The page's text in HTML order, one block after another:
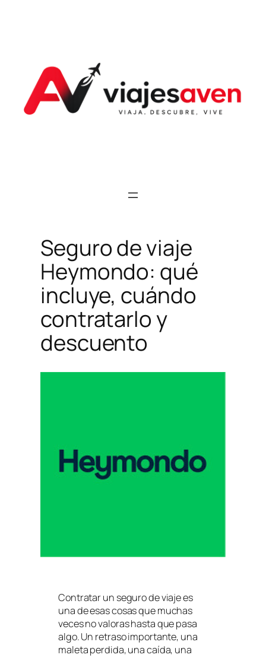
contenido
Seguro de viaje
Heymondo: qué
incluye, cuándo
contratarlo y
descuento
Contratar un seguro de viaje es
una de esas cosas que muchas
veces no valoras hasta que pasa
algo. Un retraso importante, una
maleta perdida, una caída, una